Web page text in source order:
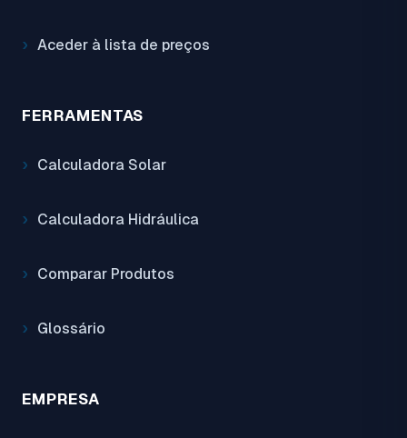
Aceder à lista de preços
FERRAMENTAS
Calculadora Solar
Calculadora Hidráulica
Comparar Produtos
Glossário
EMPRESA